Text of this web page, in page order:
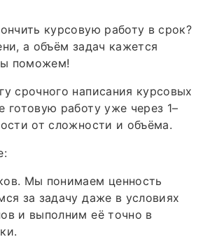
курсовую работу в срок?
а объём задач кажется
поможем!
срочного написания курсовых
готовую работу уже через 1–
от сложности и объёма.
Мы понимаем ценность
за задачу даже в условиях
и выполним её точно в